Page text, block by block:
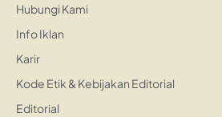
Hubungi Kami
Info Iklan
Karir
Kode Etik & Kebijakan Editorial
Editorial